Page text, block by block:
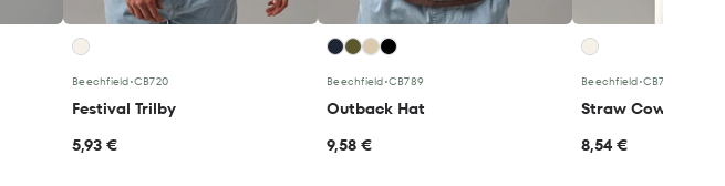
Beechfield•CB720
Festival Trilby
5,93 €
Beechfield•CB789
Outback Hat
9,58 €
Beechfield•CB735
Straw Cowboy
8,54 €